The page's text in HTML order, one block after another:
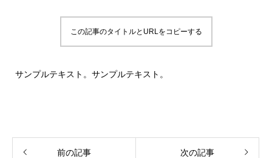
この記事のタイトルとURLをコピーする
サンプルテキスト。サンプルテキスト。
前の記事 次の記事